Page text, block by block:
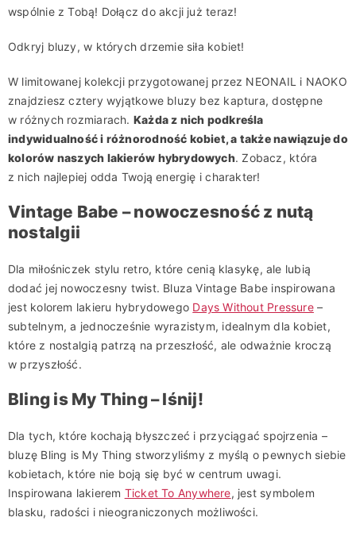
wspólnie z Tobą! Dołącz do akcji już teraz!
Odkryj bluzy, w których drzemie siła kobiet!
W limitowanej kolekcji przygotowanej przez NEONAIL i NAOKO
znajdziesz cztery wyjątkowe bluzy bez kaptura, dostępne
w różnych rozmiarach. Każda z nich podkreśla
indywidualność i różnorodność kobiet, a także nawiązuje do
kolorów naszych lakierów hybrydowych. Zobacz, która
z nich najlepiej odda Twoją energię i charakter!
Vintage Babe – nowoczesność z nutą
nostalgii
Dla miłośniczek stylu retro, które cenią klasykę, ale lubią
dodać jej nowoczesny twist. Bluza Vintage Babe inspirowana
jest kolorem lakieru hybrydowego Days Without Pressure–
subtelnym, a jednocześnie wyrazistym, idealnym dla kobiet,
które z nostalgią patrzą na przeszłość, ale odważnie kroczą
w przyszłość.
Bling is My Thing – lśnij!
Dla tych, które kochają błyszczeć i przyciągać spojrzenia –
bluzę Bling is My Thing stworzyliśmy z myślą o pewnych siebie
kobietach, które nie boją się być w centrum uwagi.
Inspirowana lakierem Ticket To Anywhere, jest symbolem
blasku, radości i nieograniczonych możliwości.